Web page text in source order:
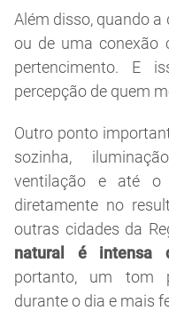
Além disso, quando
ou de uma conexão
pertencimento. E
percepção de quem
Outro ponto
sozinha,
ventilação e até o
diretamente no
outras cidades da
natural é intensa
portanto, um tom
durante o dia e mais